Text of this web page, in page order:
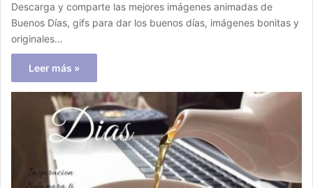
Descarga y comparte las mejores imágenes animadas de
Buenos Días, gifs para dar los buenos días, imágenes bonitas y
originales…
Leer más »